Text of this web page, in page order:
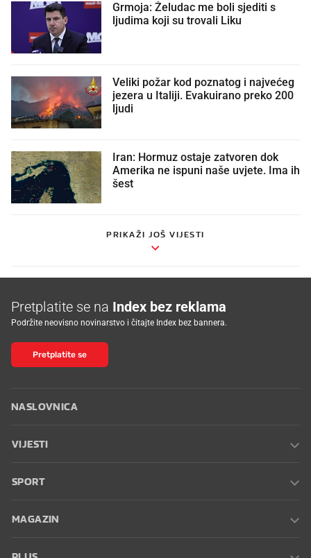
Grmoja: Želudac me boli sjediti s
ljudima koji su trovali Liku
Veliki požar kod poznatog i najvećeg
jezera u Italiji. Evakuirano preko 200
ljudi
Iran: Hormuz ostaje zatvoren dok
Amerika ne ispuni naše uvjete. Ima ih
šest
PRIKAŽI JOŠ VIJESTI
Pretplatite se na Index bez reklama
Podržite neovisno novinarstvo i čitajte Index bez bannera.
Pretplatite se
NASLOVNICA
VIJESTI
SPORT
MAGAZIN